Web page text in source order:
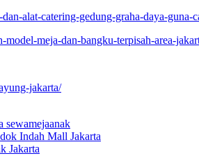
alat-catering-gedung-graha-daya-guna-
meja-dan-bangku-terpisah-area-
jakarta/
sewamejaanak
Indah Mall Jakarta
Jakarta